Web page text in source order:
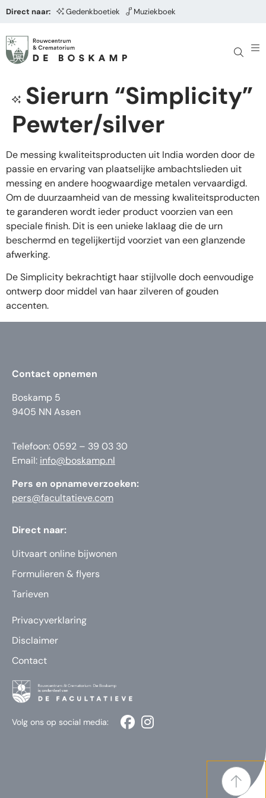
Direct naar: Gedenkboetiek Muziekboek
Sierurn “Simplicity”
Pewter/silver
De messing kwaliteitsproducten uit India worden door de
passie en ervaring van plaatselijke ambachtslieden uit
messing en andere hoogwaardige metalen vervaardigd.
Om de duurzaamheid van de messing kwaliteitsproducten
te garanderen wordt ieder product voorzien van een
speciale finish. Dit is een unieke laklaag die de urn
beschermd en tegelijkertijd voorziet van een glanzende
afwerking.
De Simplicity bekrachtigt haar stijlvolle doch eenvoudige
ontwerp door middel van haar zilveren of gouden
accenten.
Contact opnemen
Boskamp 5
9405 NN Assen
Telefoon: 0592 – 39 03 30
Email: info@boskamp.nl
Pers en opnameverzoeken:
pers@facultatieve.com
Direct naar:
Uitvaart online bijwonen
Formulieren & flyers
Tarieven
Privacyverklaring
Disclaimer
Contact
Volg ons op social media: